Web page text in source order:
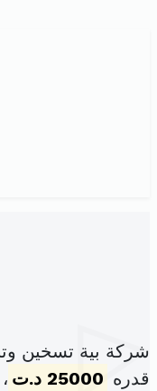
شركة بية تسخين
قدره 25000 د.ت